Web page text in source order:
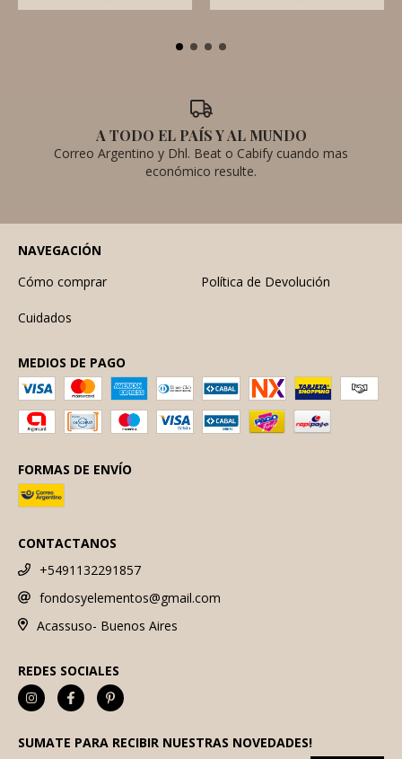
A TODO EL PAÍS Y AL MUNDO
Correo Argentino y Dhl. Beat o Cabify cuando mas
económico resulte.
NAVEGACIÓN
Cómo comprar
Política de Devolución
Cuidados
MEDIOS DE PAGO
FORMAS DE ENVÍO
CONTACTANOS
+5491132291857
fondosyelementos@gmail.com
Acassuso- Buenos Aires
REDES SOCIALES
SUMATE PARA RECIBIR NUESTRAS NOVEDADES!